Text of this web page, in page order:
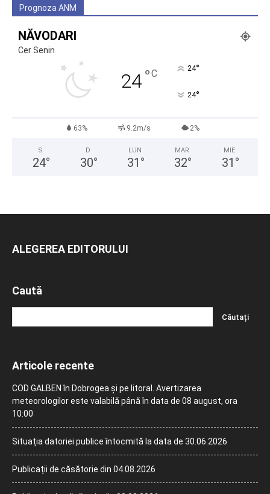
Prognoza ANM
NĂVODARI
Cer Senin
24°C 24°
24°
63% 9.2m/s 2%
S
24°
D
30°
LUN
31 °
MAR
32°
MIE
31 °
ALEGEREA EDITORULUI
Caută
Articole recente
COD GALBEN în Dobrogea și pe litoral. Avertizarea
meteorologilor este valabilă până în data de 08 august, ora
10:00
Situația datoriei publice întocmită la data de 30.06.2026
Publicații de căsătorie din 04.08.2026